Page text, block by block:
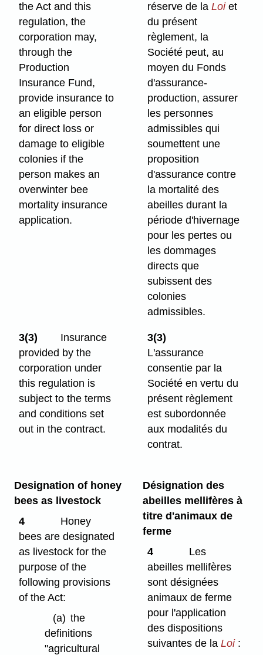
the Act and this
regulation, the
corporation may,
through the
Production
Insurance Fund,
provide insurance to
an eligible person
for direct loss or
damage to eligible
colonies if the
person makes an
overwinter bee
mortality insurance
application.
réserve de laLoiet
du présent
règlement, la
Société peut, au
moyen du Fonds
d'assurance-
production, assurer
les personnes
admissibles qui
soumettent une
proposition
d'assurance contre
la mortalité des
abeilles durant la
période d'hivernage
pour les pertes ou
les dommages
directs que
subissent des
colonies
admissibles.
3(3)
Insurance
provided by the
corporation under
this regulation is
subject to the terms
and conditions set
out in the contract.
3(3)
L'assurance
consentie par la
Société en vertu du
présent règlement
est subordonnée
aux modalités du
contrat.
Designation of honey
bees as livestock
4
Honey
bees are designated
as livestock for the
purpose of the
following provisions
of the Act:
(a) the
definitions
"agricultural
Désignation des
abeilles mellifères à
titre d'animaux de
ferme
4
Les
abeilles mellifères
sont désignées
animaux de ferme
pour l'application
des dispositions
suivantes de laLoi: